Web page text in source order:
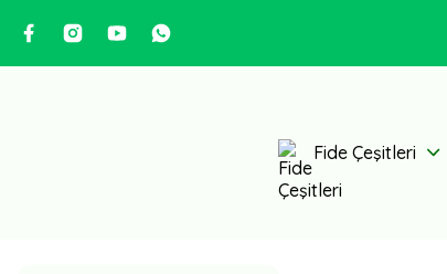
Fide Çeşitleri